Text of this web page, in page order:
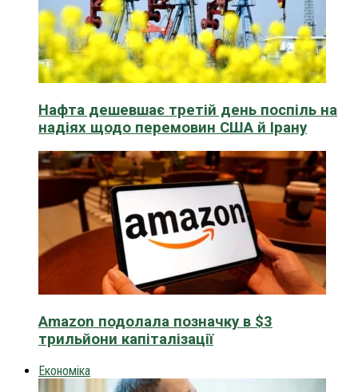
Нафта дешевшає третій день поспіль на
надіях щодо перемовин США й Ірану
Amazon подолала позначку в $3
трильйони капіталізації
Економіка